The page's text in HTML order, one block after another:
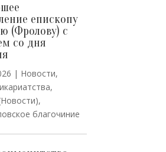
епископу
(Фролову) с
со дня
| Новости,
,
,
благочиние